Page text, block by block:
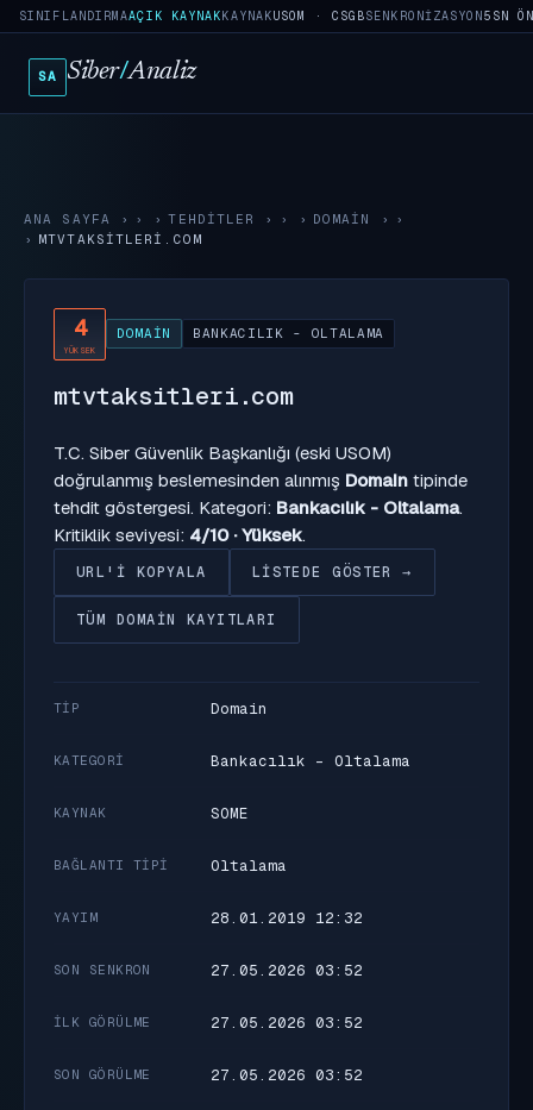
SINIFLANDIRMAAÇIK KAYNAKKAYNAKUSOM · CSGBSENKRONIZASYON5SN
SA Siber/Analiz
ANA SAYFA › TEHDITLER › DOMAIN
›
MTVTAKSITLERI.COM
4
YÜKSEK
DOMAIN BANKACILIK - OLTALAMA
mtvtaksitleri.com
T.C. Siber Güvenlik Başkanlığı (eski USOM)
doğrulanmış beslemesinden alınmış Domain tipinde
tehdit göstergesi. Kategori: Bankacılık - Oltalama.
Kritiklik seviyesi: 4/10 · Yüksek.
URL'I KOPYALA LISTEDE GÖSTER →
TÜM DOMAIN KAYITLARI
TIP Domain
KATEGORI Bankacılık - Oltalama
KAYNAK SOME
BAĞLANTI TIPI Oltalama
YAYIM 28.01.2019 12:32
SON SENKRON 27.05.2026 03:52
İLK GÖRÜLME 27.05.2026 03:52
SON GÖRÜLME 27.05.2026 03:52